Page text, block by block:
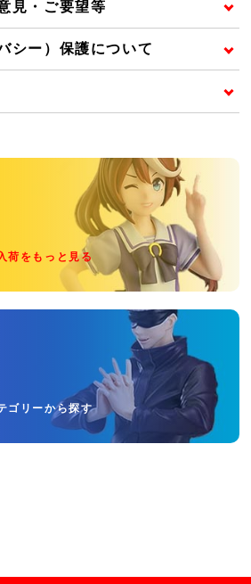
見・ご要望等
シー）保護について
荷をもっと見る
ゴリーから探す